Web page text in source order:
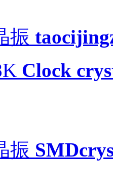
振
Clock
振